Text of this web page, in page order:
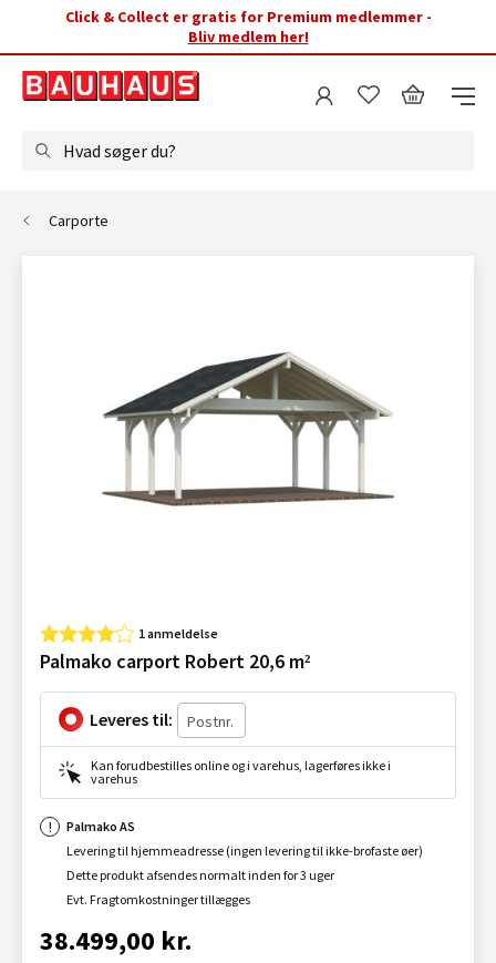
Click & Collect er gratis for Premium medlemmer -
Bliv medlem her!
Hvad søger du?
Carporte
1 anmeldelse
Palmako carport Robert 20,6 m²
Leveres til:
Kan forudbestilles online og i varehus, lagerføres ikke i
varehus
Palmako AS
Levering til hjemmeadresse (ingen levering til ikke-brofaste øer)
Dette produkt afsendes normalt inden for 3 uger
Evt. Fragtomkostninger tillægges
38.499,00 kr.